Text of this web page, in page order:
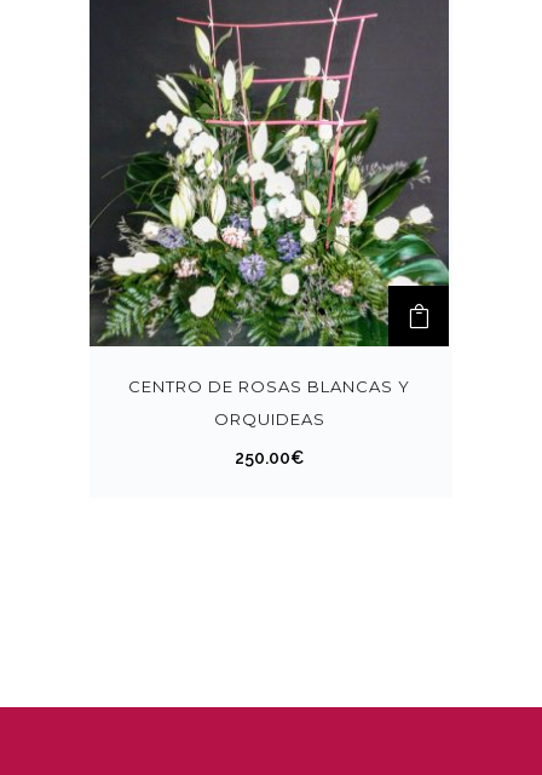
CENTRO DE ROSAS BLANCAS Y
ORQUIDEAS
250.00€